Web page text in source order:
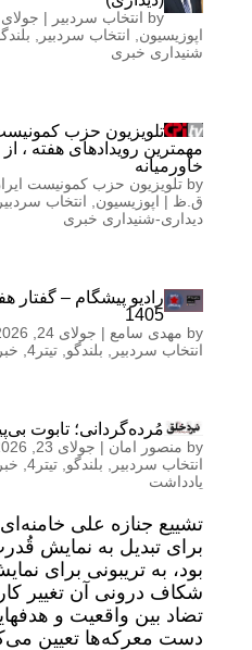
by انتخاب سردبیر | جولای 28, 2026 8:50 ق.ظ
اپوزیسیون
انتخاب سردبیر
شنیداری خبری
تلویزیون حزب
مهمترین رویدادهای هفته ،
خاورمیانه
by تلویزیون حزب کمونیست
ق.ظ | اپوزیسیون انتخاب سردبیر
دیداری-شنیداری خبری
1405
by مهدی سامع | جولای 24, 2026 2:04 ب.ظ
انتخاب سردبیر
بلندگو تیتر4 ,
مُرده‌گردانی؛ تابوت
by منصور امان | جولای 23, 2026 1:19 ب.ظ
انتخاب سردبیر
بلندگو تیتر4 ,
یادداشت
تشییع جنازه علی
برای تبدیل به نمایش
بود، به تریبونی برای
شکاف درونی آن تغییر
تضاد بین واقعیت و
دست معرکه‌ها تعیین